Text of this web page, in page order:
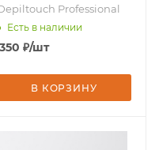
Professional
Есть в наличии
350 ₽/шт
В КОРЗИНУ